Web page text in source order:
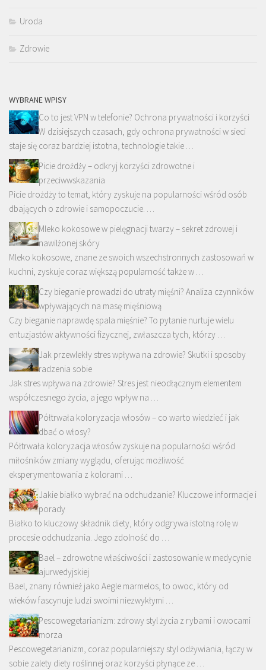
Uroda
Zdrowie
WYBRANE WPISY
Co to jest VPN w telefonie? Ochrona prywatności i korzyści
W dzisiejszych czasach, gdy ochrona prywatności w sieci
staje się coraz bardziej istotna, technologie takie …
Picie drożdży – odkryj korzyści zdrowotne i
przeciwwskazania
Picie drożdży to temat, który zyskuje na popularności wśród osób
dbających o zdrowie i samopoczucie. …
Mleko kokosowe w pielęgnacji twarzy – sekret zdrowej i
nawilżonej skóry
Mleko kokosowe, znane ze swoich wszechstronnych zastosowań w
kuchni, zyskuje coraz większą popularność także w …
Czy bieganie prowadzi do utraty mięśni? Analiza czynników
wpływających na masę mięśniową
Czy bieganie naprawdę spala mięśnie? To pytanie nurtuje wielu
entuzjastów aktywności fizycznej, zwłaszcza tych, którzy …
Jak przewlekły stres wpływa na zdrowie? Skutki i sposoby
radzenia sobie
Jak stres wpływa na zdrowie? Stres jest nieodłącznym elementem
współczesnego życia, a jego wpływ na …
Półtrwała koloryzacja włosów – co warto wiedzieć i jak
dbać o włosy?
Półtrwała koloryzacja włosów zyskuje na popularności wśród
miłośników zmiany wyglądu, oferując możliwość
eksperymentowania z kolorami …
Jakie białko wybrać na odchudzanie? Kluczowe informacje i
porady
Białko to kluczowy składnik diety, który odgrywa istotną rolę w
procesie odchudzania. Jego zdolność do …
Bael – zdrowotne właściwości i zastosowanie w medycynie
ajurwedyjskiej
Bael, znany również jako Aegle marmelos, to owoc, który od
wieków fascynuje ludzi swoimi niezwykłymi …
Pescowegetarianizm: zdrowy styl życia z rybami i owocami
morza
Pescowegetarianizm, coraz popularniejszy styl odżywiania, łączy w
sobie zalety diety roślinnej oraz korzyści płynące ze …